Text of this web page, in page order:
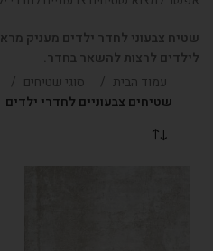
שטיח צבעוני לחדר ילדים מעניק
לילדים לרצות להשאר בחדר.
עמוד הבית
סוגי שטיחים
שטיחים צבעוניים לחדרי ילדים